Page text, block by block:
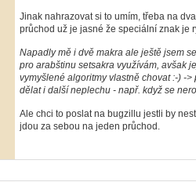
Jinak nahrazovat si to umím, třeba na
průchod už je jasné že speciální znak je
Napadly mě i dvě makra ale ještě jsem
pro arabštinu setsakra využívám, avšak
vymyšlené algoritmy vlastně chovat :-) -
dělat i další neplechu - např. když se
Ale chci to poslat na bugzillu jestli by
jdou za sebou na jeden průchod.